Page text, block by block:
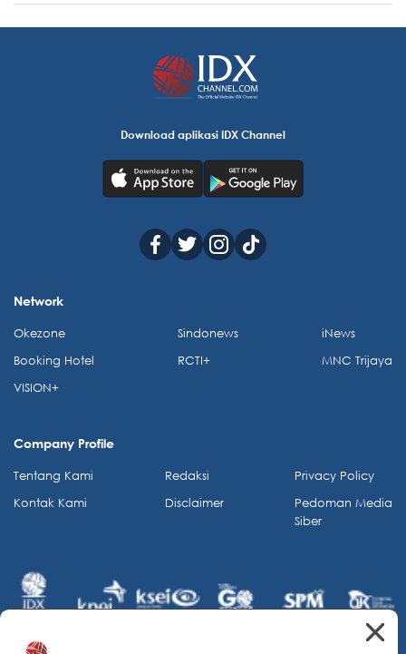
Download aplikasi IDX Channel
Network
Okezone
Booking Hotel
VISION+
Sindonews
RCTI+
iNews
MNC Trijaya
Company Profile
Tentang Kami
Kontak Kami
Redaksi
Disclaimer
Privacy Policy
Pedoman Media
Siber